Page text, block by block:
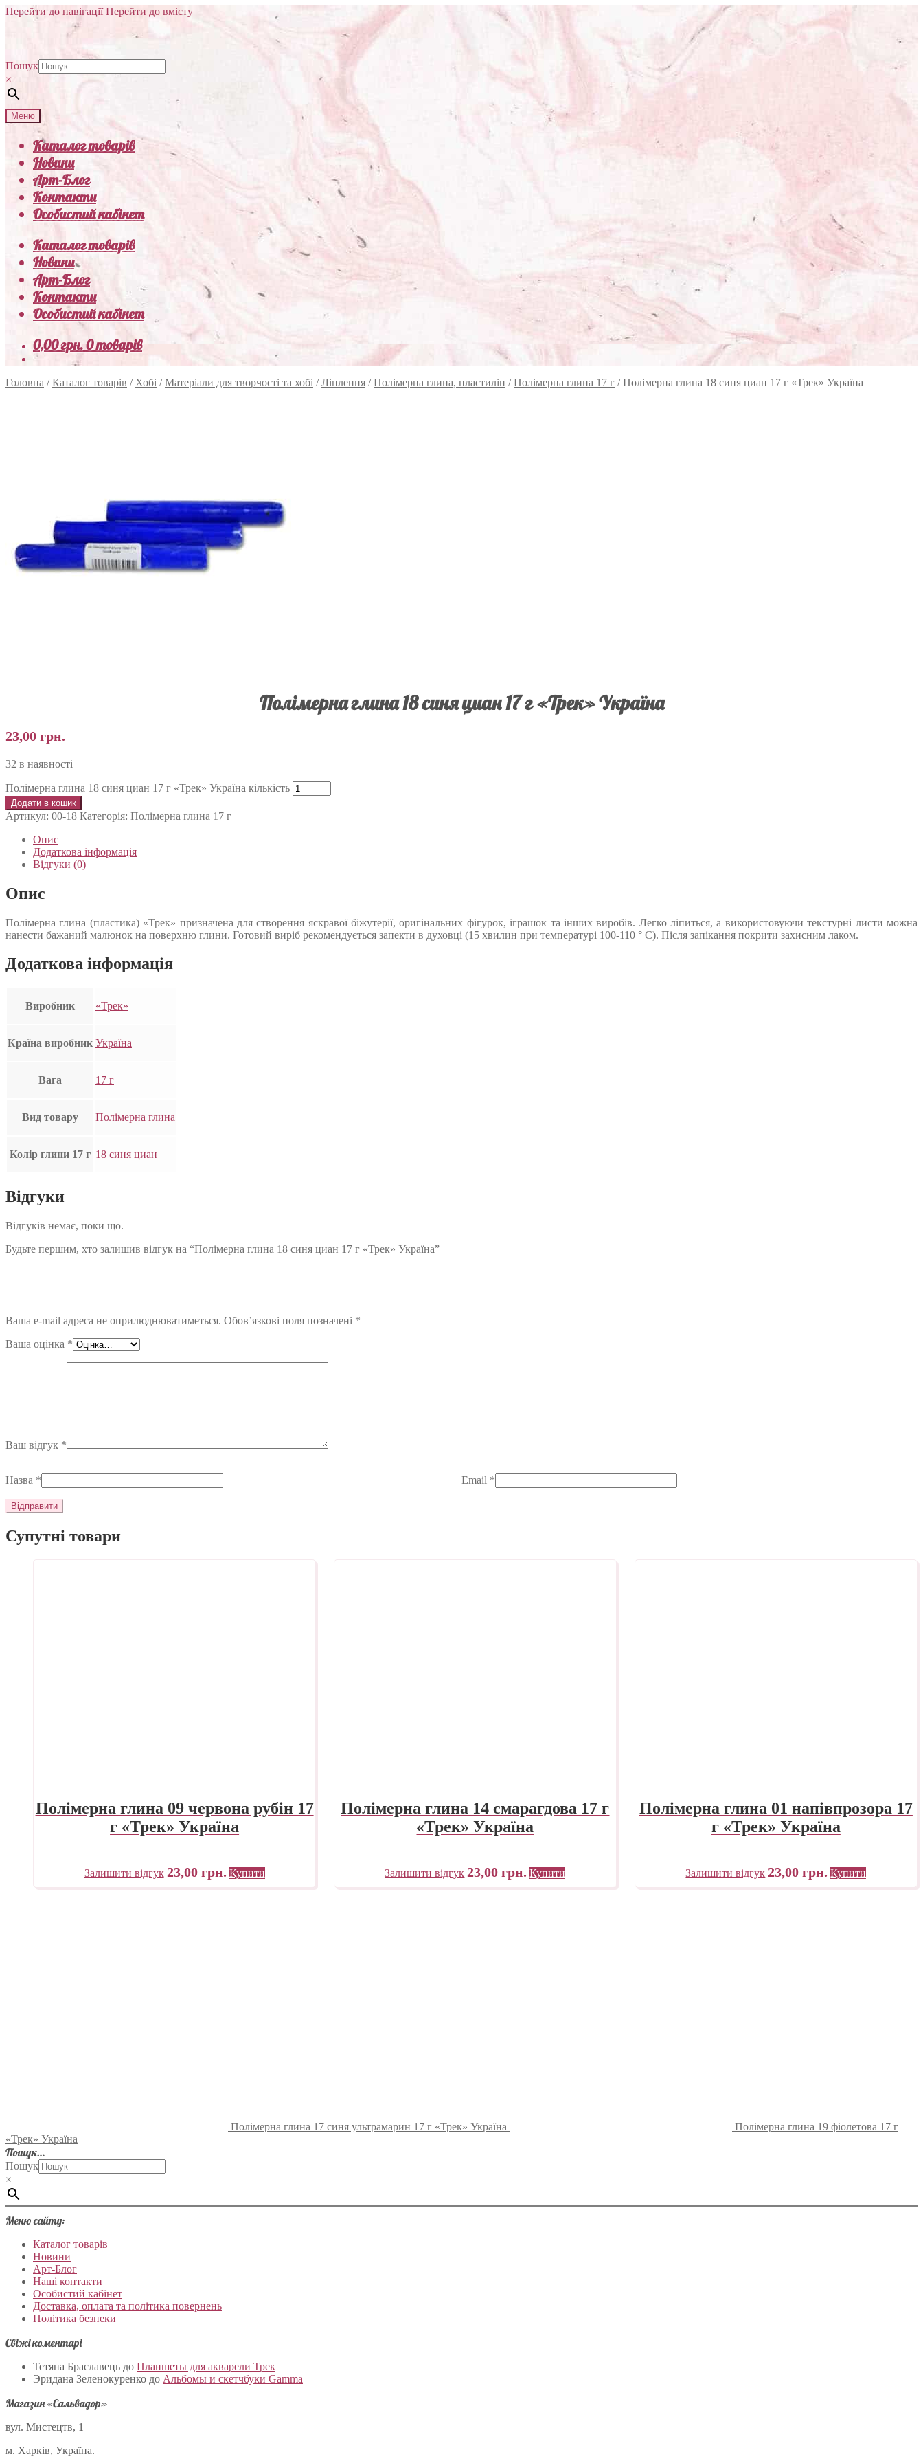
Перейти до навігації Перейти до вмісту
Пошук
×
Меню
Каталог товарів
Новини
Арт-Блог
Контакти
Особистий кабінет
Каталог товарів
Новини
Арт-Блог
Контакти
Особистий кабінет
0,00грн.0 товарів
Головна /Каталог товарів / Хобі /Матеріали для творчості та хобі /Ліплення /Полімерна глина, пластилін /Полімерна глина 17 г /Полімерна глина 18 синя циан 17 г «Трек» Україна
Полімерна глина 18 синя циан 17 г «Трек» Україна
23,00 грн.
32 в наявності
Полімерна глина 18 синя циан 17 г «Трек» Україна кількість
Додати в кошик
Артикул: 00-18 Категорія: Полімерна глина 17 г
Опис
Додаткова інформація
Відгуки (0)
Опис
Полімерна глина (пластика) «Трек» призначена для створення яскравої біжутерії, оригінальних фігурок, іграшок та інших виробів. Легко ліпиться, а використовуючи текстурні листи можна
нанести бажаний малюнок на поверхню глини. Готовий виріб рекомендується запекти в духовці (15 хвилин при температурі 100-110 ° С). Після запікання покрити захисним лаком.
Додаткова інформація
Виробник «Трек»
Країна виробник Україна
Вага 17 г
Вид товару Полімерна глина
Колір глини 17 г 18 синя циан
Відгуки
Відгуків немає, поки що.
Будьте першим, хто залишив відгук на “Полімерна глина 18 синя циан 17 г «Трек» Україна”
Ваша e-mail адреса не оприлюднюватиметься. Обов’язкові поля позначені *
Ваша оцінка *
Ваш відгук *
Назва * Email *
Супутні товари
Полімерна глина 09 червона рубін 17
г «Трек» Україна
Залишити відгук 23,00 грн. Купити
Полімерна глина 14 смарагдова 17 г
«Трек» Україна
Залишити відгук 23,00грн. Купити
Полімерна глина 01 напівпрозора 17
г «Трек» Україна
Залишити відгук 23,00грн. Купити
Полімерна глина 17 синя ультрамарин 17 г «Трек» Україна
Полімерна глина 19 фіолетова 17 г
«Трек» Україна
Пошук…
Пошук
×
Меню сайту:
Каталог товарів
Новини
Арт-Блог
Наші контакти
Особистий кабінет
Доставка, оплата та політика повернень
Політика безпеки
Свіжі коментарі
Тетяна Браславець до Планшеты для акварели Трек
Эридана Зеленокуренко до Альбомы и скетчбуки Gamma
Магазин «Сальвадор»
вул. Мистецтв, 1
м. Харків, Україна.